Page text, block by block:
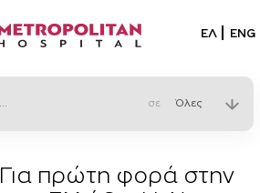
ΕΛ ENG
σε
Για πρώτη φορά στην